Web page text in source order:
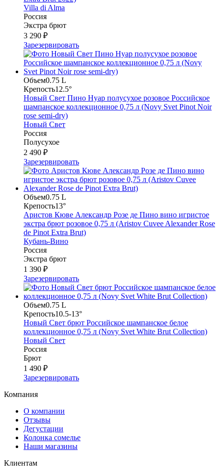
Villa di Alma
Россия
Экстра брют
3 290 ₽
Зарезервировать
Объем0.75 L
Крепость12.5°
Новый Свет Пино Нуар полусухое розовое Российское
шампанское коллекционное 0,75 л (Novy Svet Pinot Noir
rose semi-dry)
Новый Свет
Россия
Полусухое
2 490 ₽
Зарезервировать
Объем0.75 L
Крепость13°
Аристов Кюве Александр Розе де Пино вино игристое
экстра брют розовое 0,75 л (Aristov Cuvee Alexander Rose
de Pinot Extra Brut)
Кубань-Вино
Россия
Экстра брют
1 390 ₽
Зарезервировать
Объем0.75 L
Крепость10.5-13°
Новый Свет брют Российское шампанское белое
коллекционное 0,75 л (Novy Svet White Brut Collection)
Новый Свет
Россия
Брют
1 490 ₽
Зарезервировать
Компания
О компании
Отзывы
Дегустации
Колонка сомелье
Наши магазины
Клиентам